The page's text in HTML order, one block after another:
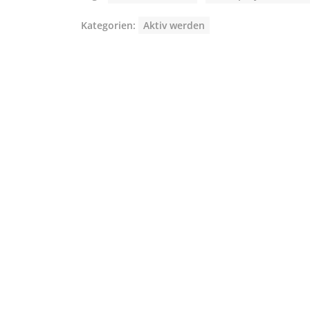
Kategorien: Aktiv werden